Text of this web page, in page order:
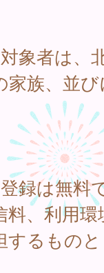
象者は、
族、並
録は無料
料、利用
するもの